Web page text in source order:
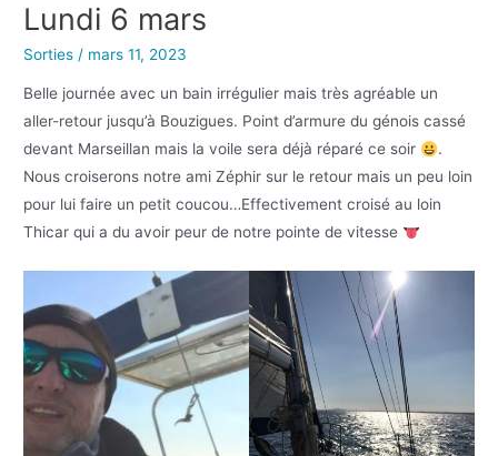
Lundi 6 mars
Sorties / mars 11, 2023
Belle journée avec un bain irrégulier mais très agréable un
aller-retour jusqu’à Bouzigues. Point d’armure du génois cassé
devant Marseillan mais la voile sera déjà réparé ce soir
.
Nous croiserons notre ami Zéphir sur le retour mais un peu loin
pour lui faire un petit coucou…Effectivement croisé au loin
Thicar qui a du avoir peur de notre pointe de vitesse